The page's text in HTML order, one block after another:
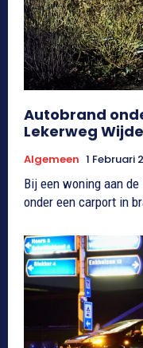
Autobrand
Lekerweg
Algemeen 1 Februari
Bij een woning aan
onder een carport in